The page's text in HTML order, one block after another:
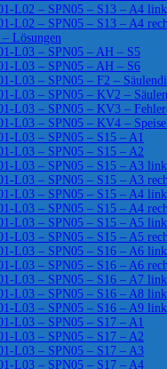
L02 – SPN05 – S13 – A4
L02 – SPN05 – S13 – A4
Lösungen
L03 – SPN05 – AH – S5
L03 – SPN05 – AH – S6
L03 – SPN05 – F2 –
L03 – SPN05 – KV2 –
L03 – SPN05 – KV3 –
L03 – SPN05 – KV4 –
L03 – SPN05 – S15 – A1
L03 – SPN05 – S15 – A2
L03 – SPN05 – S15 – A3
L03 – SPN05 – S15 – A3
L03 – SPN05 – S15 – A4
L03 – SPN05 – S15 – A4
L03 – SPN05 – S15 – A5
L03 – SPN05 – S15 – A5
L03 – SPN05 – S16 – A6
L03 – SPN05 – S16 – A6
L03 – SPN05 – S16 – A7
L03 – SPN05 – S16 – A8
L03 – SPN05 – S16 – A9
L03 – SPN05 – S17 – A1
L03 – SPN05 – S17 – A2
L03 – SPN05 – S17 – A3
L03 – SPN05 – S17 – A4